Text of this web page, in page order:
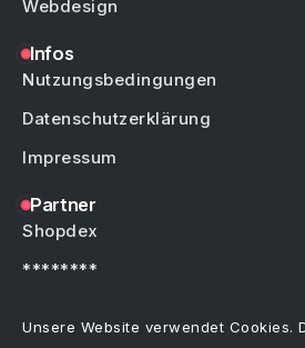
Webdesign
Infos
Nutzungsbedingungen
Datenschutzerklärung
Impressum
Partner
Shopdex
********
Unsere Website verwendet Cookies.